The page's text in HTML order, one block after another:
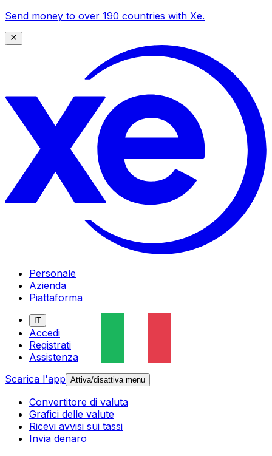
Send money to over 190 countries with Xe.
Personale
Azienda
Piattaforma
IT
Accedi
Registrati
Assistenza
Scarica l'app Attiva/disattiva menu
Convertitore di valuta
Grafici delle valute
Ricevi avvisi sui tassi
Invia denaro